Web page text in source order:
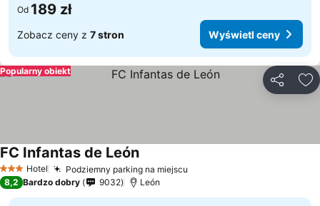
Od 189 zł
Zobacz ceny z 7 stron Wyświetl ceny
Popularny obiekt
3 Kategoria
Hotel Podziemny parking na miejscu
FC Infantas de León
8,2 Bardzo dobry 9032 León